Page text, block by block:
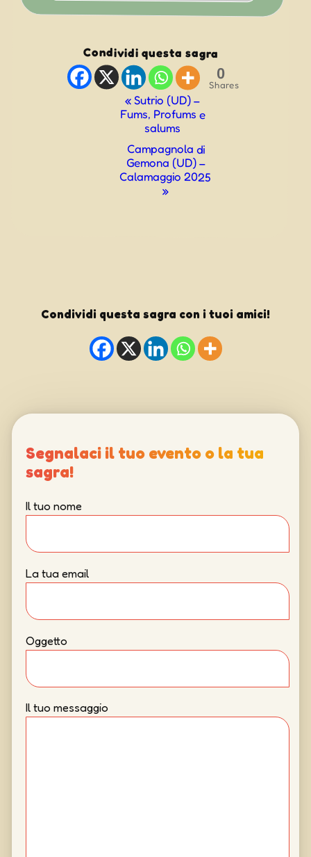
Condividi questa sagra
0
Shares
« Sutrio (UD) –
Fums, Profums e
salums
Campagnola di
Gemona (UD) –
Calamaggio 2025
»
Condividi questa sagra con i tuoi amici!
Segnalaci il tuo evento o la tua
sagra!
Il tuo nome
La tua email
Oggetto
Il tuo messaggio